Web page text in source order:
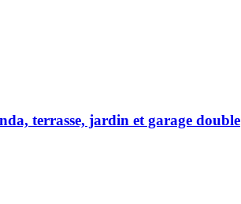
terrasse, jardin et garage double